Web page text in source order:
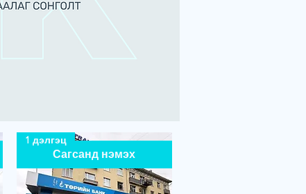
Сагсанд нэмэх
1 дэлгэц